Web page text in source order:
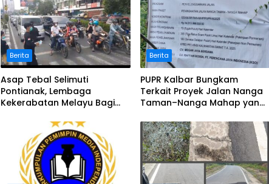
Berita
Asap Tebal Selimuti
Pontianak, Lembaga
Kekerabatan Melayu Bagi
Berita
PUPR Kalbar Bungkam
Terkait Proyek Jalan Nanga
Taman–Nanga Mahap yang